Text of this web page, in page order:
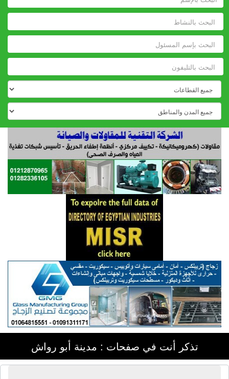
تذكر أنت في صفحات : مدينة أبو رواش